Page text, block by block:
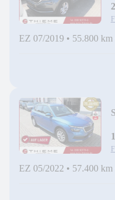
EZ 07/2019 • 55.800 km
EZ 05/2022 • 57.400 km